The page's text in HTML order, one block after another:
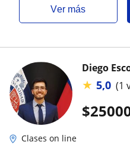
ver más
$
Diego
★ 5,0 (1
Clases on line